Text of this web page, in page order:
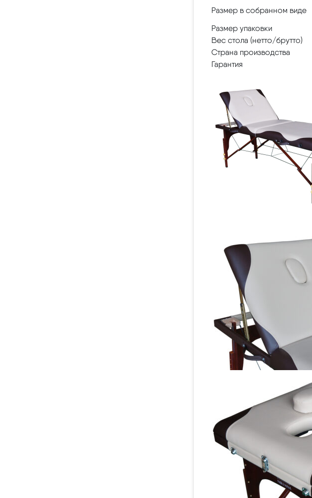
Размер в собранном виде
Размер упаковки
Вес стола (нетто/брутто)
Страна производства
Гарантия